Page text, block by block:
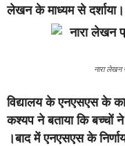
लेखन के माध्यम से दर्शाया।
नारा लेखन
विद्यालय के एनएसएस के
कश्यप ने बताया कि बच्चों ने
।बाद में एनएसएस के